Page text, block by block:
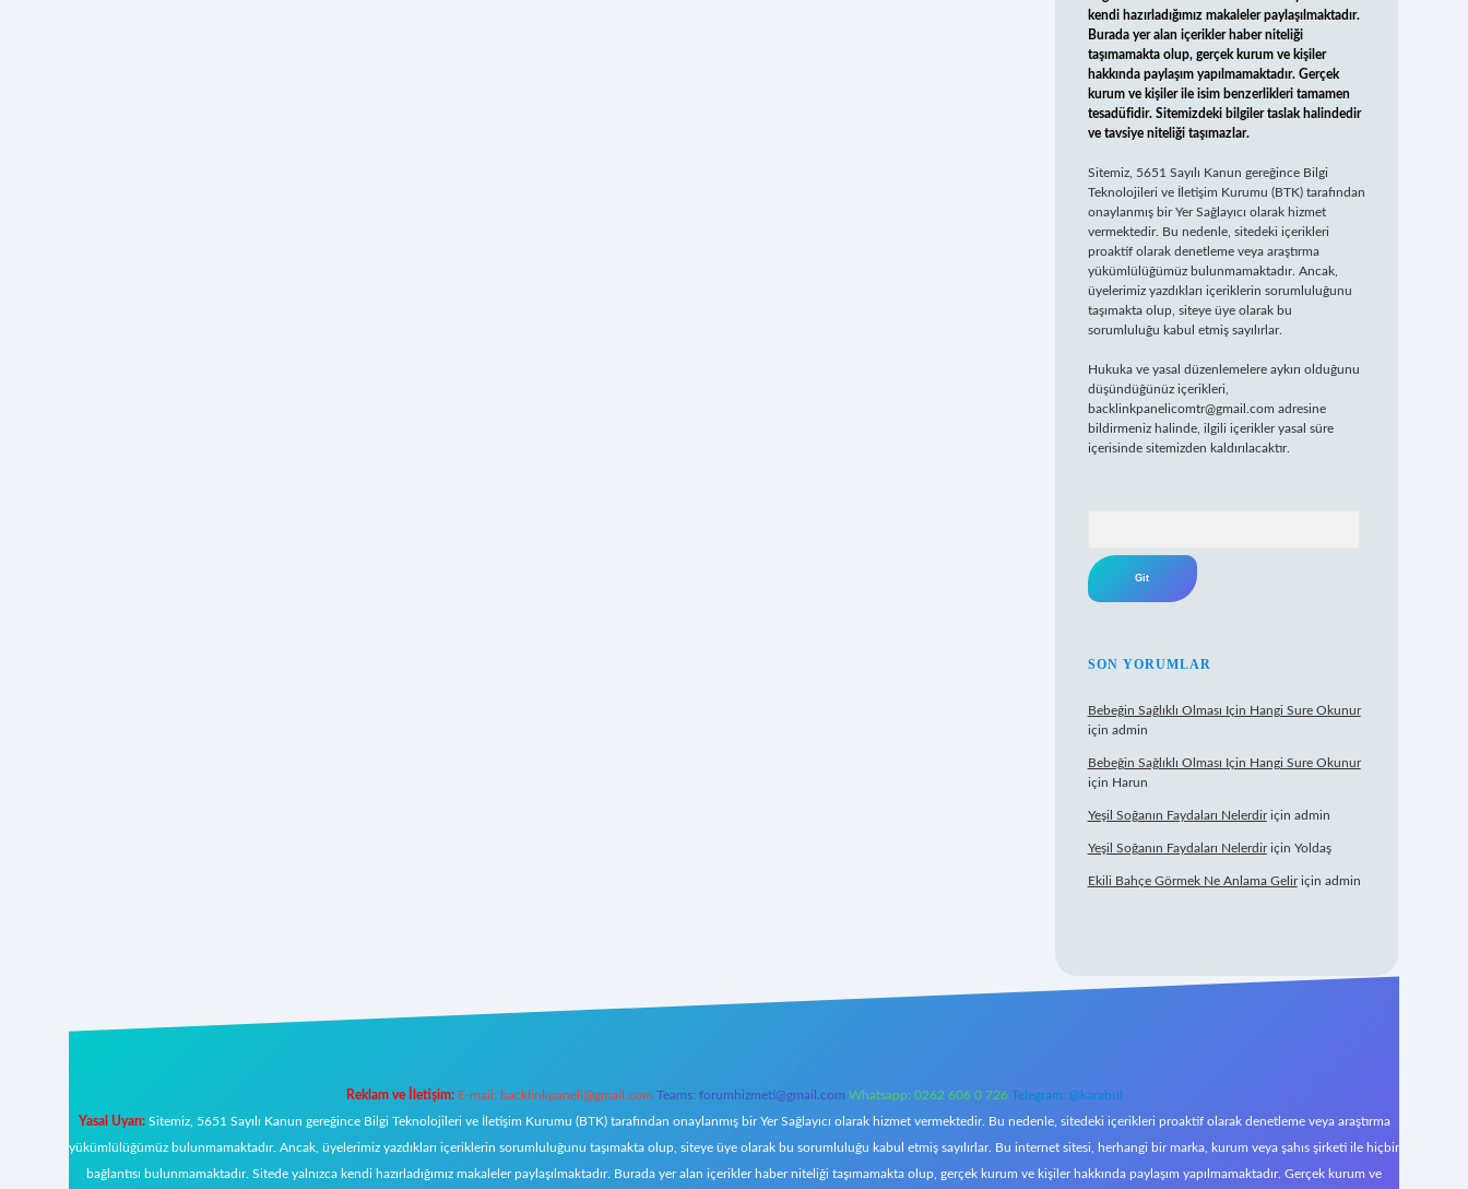
kendi hazırladığımız makaleler paylaşılmaktadır.
Burada yer alan içerikler haber niteliği
taşımamakta olup, gerçek kurum ve kişiler
hakkında paylaşım yapılmamaktadır. Gerçek
kurum ve kişiler ile isim benzerlikleri tamamen
tesadüfidir. Sitemizdeki bilgiler taslak halindedir
ve tavsiye niteliği taşımazlar.
Sitemiz, 5651 Sayılı Kanun gereğince Bilgi
Teknolojileri ve İletişim Kurumu (BTK) tarafından
onaylanmış bir Yer Sağlayıcı olarak hizmet
vermektedir. Bu nedenle, sitedeki içerikleri
proaktif olarak denetleme veya araştırma
yükümlülüğümüz bulunmamaktadır. Ancak,
üyelerimiz yazdıkları içeriklerin sorumluluğunu
taşımakta olup, siteye üye olarak bu
sorumluluğu kabul etmiş sayılırlar.
Hukuka ve yasal düzenlemelere aykırı olduğunu
düşündüğünüz içerikleri,
backlinkpanelicomtr@gmail.com adresine
bildirmeniz halinde, ilgili içerikler yasal süre
içerisinde sitemizden kaldırılacaktır.
SON YORUMLAR
Bebeğin Sağlıklı Olması Için Hangi Sure Okunur
için admin
Bebeğin Sağlıklı Olması Için Hangi Sure Okunur
için Harun
Yeşil Soğanın Faydaları Nelerdiriçin admin
Yeşil Soğanın Faydaları Nelerdiriçin Yoldaş
Ekili Bahçe Görmek Ne Anlama Geliriçin admin
Reklam ve İletişim: E-mail: backlinkpaneli@gmail.com Teams: forumhizmeti@gmail.com Whatsapp: 0262 606 0 726 Telegram: @karabul
Yasal Uyarı:Sitemiz, 5651 Sayılı Kanun gereğince Bilgi Teknolojileri ve İletişim Kurumu (BTK) tarafından onaylanmış bir Yer Sağlayıcı olarak hizmet vermektedir. Bu nedenle, sitedeki içerikleri proaktif olarak denetleme veya araştırma
yükümlülüğümüz bulunmamaktadır. Ancak, üyelerimiz yazdıkları içeriklerin sorumluluğunu taşımakta olup, siteye üye olarak bu sorumluluğu kabul etmiş sayılırlar. Bu internet sitesi, herhangi bir marka, kurum veya şahıs şirketi ile hiçbir
bağlantısı bulunmamaktadır. Sitede yalnızca kendi hazırladığımız makaleler paylaşılmaktadır. Burada yer alan içerikler haber niteliği taşımamakta olup, gerçek kurum ve kişiler hakkında paylaşım yapılmamaktadır. Gerçek kurum ve